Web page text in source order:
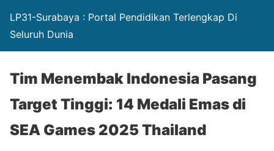
LP31-Surabaya : Portal Pendidikan Terlengkap Di
Seluruh Dunia
Tim Menembak Indonesia Pasang
Target Tinggi: 14 Medali Emas di
SEA Games 2025 Thailand